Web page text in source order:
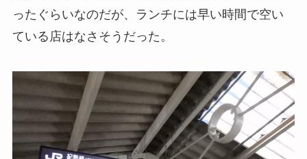
ったぐらいなのだが、ランチには早い時間で空い
ている店はなさそうだった。